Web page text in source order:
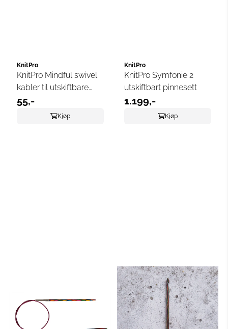
KnitPro
KnitPro Mindful swivel
kabler til utskiftbare
strikkepinner
55,-
Kjøp
KnitPro
KnitPro Symfonie 2
utskiftbart pinnesett
1.199,-
Kjøp